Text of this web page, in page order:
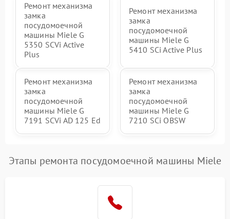
Ремонт механизма
замка
посудомоечной
машины Miele G
5350 SCVi Active
Plus
Ремонт механизма
замка
посудомоечной
машины Miele G
5410 SCi Active Plus
Ремонт механизма
замка
посудомоечной
машины Miele G
7191 SCVi AD 125 Ed
Ремонт механизма
замка
посудомоечной
машины Miele G
7210 SCi OBSW
Этапы ремонта посудомоечной машины Miele